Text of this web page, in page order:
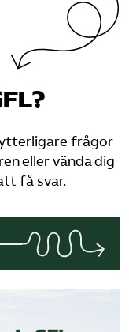
frågor
eller vända dig
få svar.